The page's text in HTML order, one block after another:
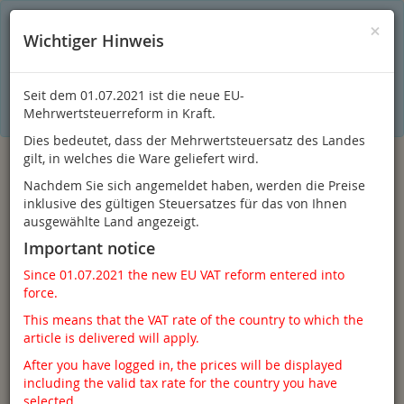
Einkaufserlebnis. Dabei werden beispielsweise die Session-
gespeichert. Ohne Cookies ist der Funktionsumfang des
Online-Shops eingeschränkt.Sind Sie damit nicht
einverstanden, klicken Sie bitte hier.
ToggleMenü
×
Wichtiger Hinweis
Seit dem 01.07.2021 ist die neue EU-
Mehrwertsteuerreform in Kraft.
Dies bedeutet, dass der Mehrwertsteuersatz des Landes
gilt, in welches die Ware geliefert wird.
Nachdem Sie sich angemeldet haben, werden die Preise
inklusive des gültigen Steuersatzes für das von Ihnen
ausgewählte Land angezeigt.
Important notice
Since 01.07.2021 the new EU VAT reform entered into
force.
This means that the VAT rate of the country to which the
article is delivered will apply.
After you have logged in, the prices will be displayed
including the valid tax rate for the country you have